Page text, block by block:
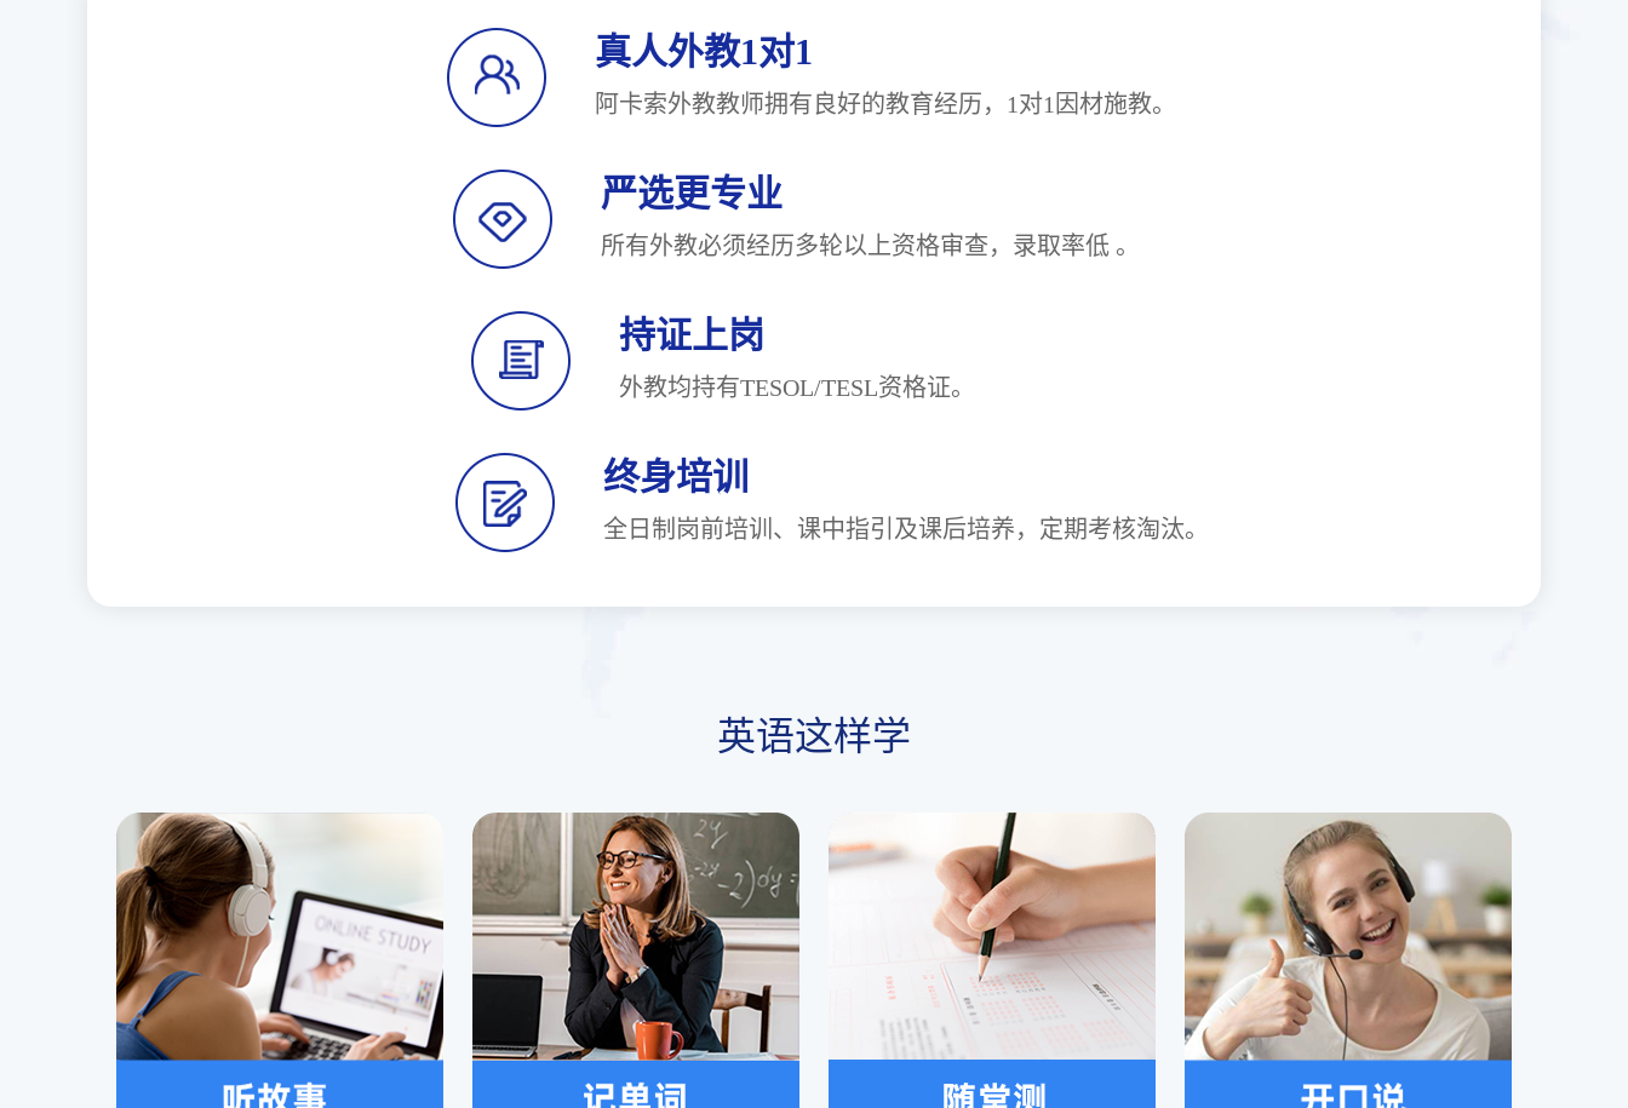
真人外教1对1
阿卡索外教教师拥有良好的教育经历，1对1因材施教。
严选更专业
所有外教必须经历多轮以上资格审查，录取率低 。
持证上岗
外教均持有TESOL/TESL资格证。
终身培训
全日制岗前培训、课中指引及课后培养，定期考核淘汰。
英语这样学